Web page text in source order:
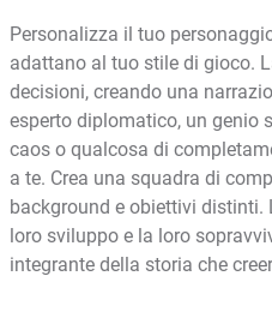
Personalizza il tuo
adattano al tuo stile di gioco.
decisioni, creando una
esperto diplomatico, un genio
caos o qualcosa di
a te. Crea una squadra di
background e obiettivi distinti.
loro sviluppo e la loro
integrante della storia che